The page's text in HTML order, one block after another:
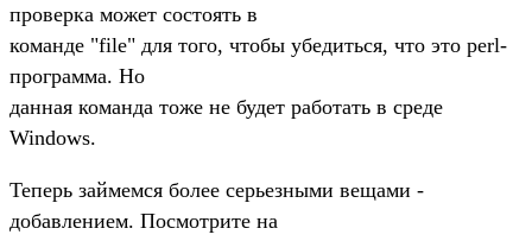
проверка может состоять в
команде "file" для того, чтобы убедиться, что это perl-
программа. Но
данная команда тоже не будет работать в среде
Windows.
Теперь займемся более серьезными вещами -
добавлением. Посмотрите на